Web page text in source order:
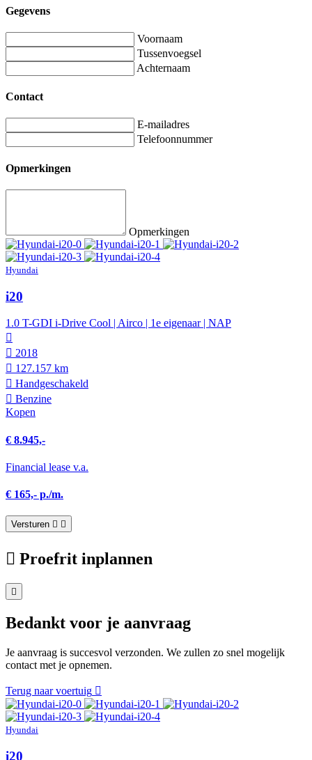
Gegevens
Voornaam
Tussenvoegsel
Achternaam
Contact
E-mailadres
Telefoonnummer
Opmerkingen
Opmerkingen
Hyundai
i20
1.0 T-GDI i-Drive Cool | Airco | 1e eigenaar | NAP
2018
127.157 km
Hand­geschakeld
Benzine
Kopen
€ 8.945,-
Financial lease v.a.
€ 165,- p./m.
Versturen
Proefrit inplannen
Bedankt voor je aanvraag
Je aanvraag is succesvol verzonden. We zullen zo snel mogelijk
contact met je opnemen.
Terug naar voertuig
Hyundai
i20